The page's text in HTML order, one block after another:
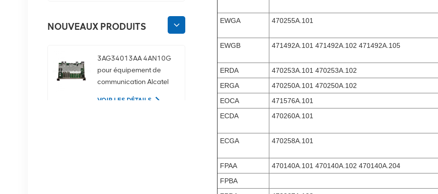
EWGA
470255A.101
EWGB
471492A.101 471492A.102 471492A.105
ERDA
470253A.101 470253A.102
ERGA
470250A.101 470250A.102
EOCA
471576A.101
ECDA
470260A.101
ECGA
470258A.101
FPAA
470140A.101 470140A.102 470140A.204
FPBA
NOUVEAUX PRODUITS
3AG34013AA 4AN10G
pour équipement de
communication Alcatel
VOIR LES DÉTAILS